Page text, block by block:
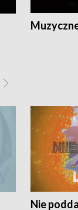
Nie